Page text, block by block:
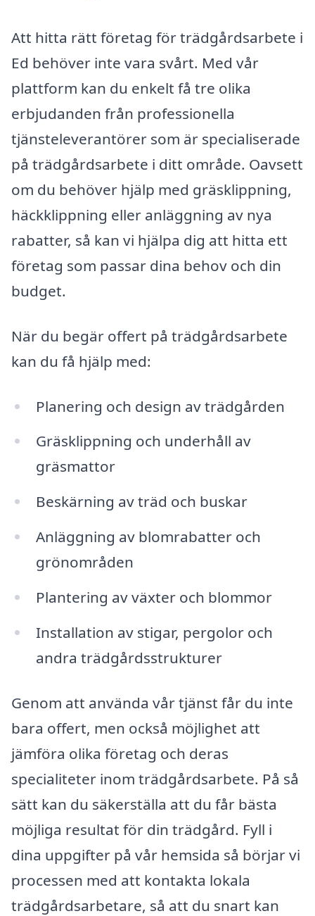
Att hitta rätt företag för trädgårdsarbete i
Ed behöver inte vara svårt. Med vår
plattform kan du enkelt få tre olika
erbjudanden från professionella
tjänsteleverantörer som är specialiserade
på trädgårdsarbete i ditt område. Oavsett
om du behöver hjälp med gräsklippning,
häckklippning eller anläggning av nya
rabatter, så kan vi hjälpa dig att hitta ett
företag som passar dina behov och din
budget.
När du begär offert på trädgårdsarbete
kan du få hjälp med:
Planering och design av trädgården
Gräsklippning och underhåll av
gräsmattor
Beskärning av träd och buskar
Anläggning av blomrabatter och
grönområden
Plantering av växter och blommor
Installation av stigar, pergolor och
andra trädgårdsstrukturer
Genom att använda vår tjänst får du inte
bara offert, men också möjlighet att
jämföra olika företag och deras
specialiteter inom trädgårdsarbete. På så
sätt kan du säkerställa att du får bästa
möjliga resultat för din trädgård. Fyll i
dina uppgifter på vår hemsida så börjar vi
processen med att kontakta lokala
trädgårdsarbetare, så att du snart kan